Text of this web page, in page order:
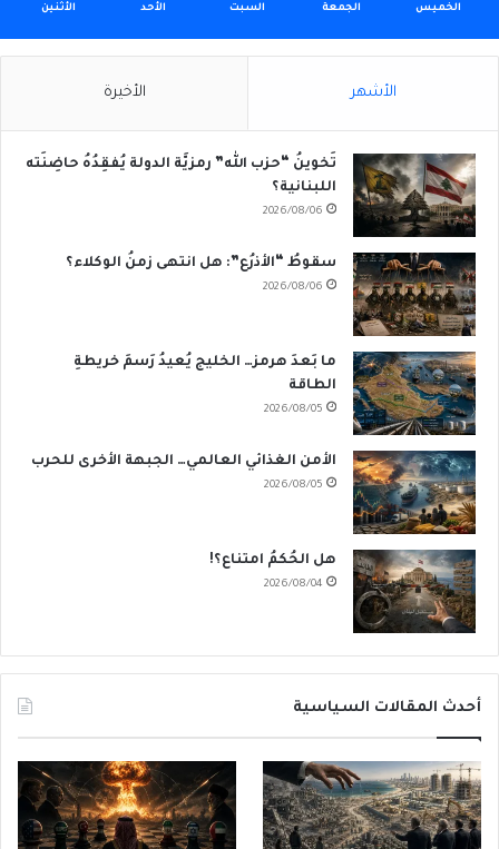
الخميس الجمعة السبت الأحد الأثنين
الأشهر الأخيرة
تَخوينُ “حزب الله” رمزيَّة الدولة يُفقِدُهُ حاضِنَته
اللبنانية؟
2026/08/06
سقوطُ “الأذرُع”: هل انتهى زمنُ الوكلاء؟
2026/08/06
ما بَعدَ هرمز… الخليج يُعيدُ رَسمَ خريطةِ
الطاقة
2026/08/05
الأمن الغذائي العالمي… الجبهة الأخرى للحرب
2026/08/05
هل الحُكمُ امتناع؟!
2026/08/04
أحدث المقالات السياسية